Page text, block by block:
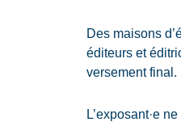
Des maisons
éditeurs et
versement final.
L’exposant·e